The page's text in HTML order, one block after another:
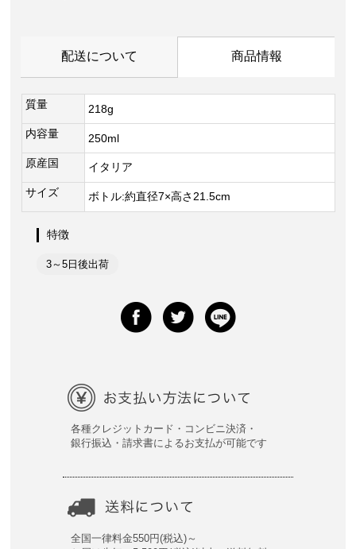
配送について 商品情報
質量
218g
内容量
250ml
原産国
イタリア
サイズ
ボトル:約直径7×高さ21.5cm
特徴
3～5日後出荷
各種クレジットカード・コンビニ決済・
銀行振込・請求書によるお支払が可能です
全国一律料金550円(税込)～